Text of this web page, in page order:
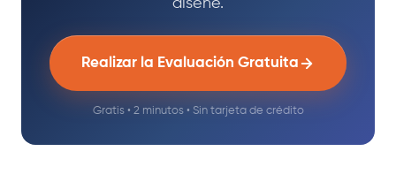
diseñé.
Realizar la Evaluación Gratuita
Gratis • 2 minutos • Sin tarjeta de crédito